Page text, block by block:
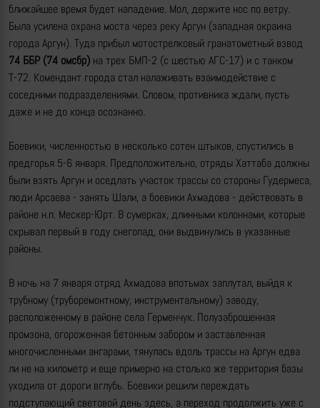
ближайшее время будет нападение. Мол, держите нос по ветру.
Была усилена охрана моста через реку Аргун (западная окраина
города Аргун). Туда прибыл мотострелковый гранатометный взвод
74 ББР (74 омсбр) на трех БМП-2 (с шестью АГС-17) и с танком
Т-72. Комендант города стал налаживать взаимодействие с
соседними подразделениями. Словом, противника ждали, пусть
даже и не до конца осознанно.
Боевики, численностью в несколько сотен штыков, спустились в
предгорья 5-6 января. Предположительно, отряды Хаттаба должны
были взять Аргун и оседлать участок трассы со стороны Гудермеса,
люди Арсаева - занять Шали, а боевики Ахмадова - действовать в
районе н.п. Мескер-Юрт. В сумерках, длинными колоннами, которые
скрывал первый в году снегопад, они выдвинулись в указанные
районы.
В ночь на 7 января отряд Ахмадова впотьмах заплутал, выйдя к
трубному (труборемонтному, инструментальному) заводу,
расположенному в районе села Герменчук. Полузаброшенная
промзона, огороженная бетонным забором и заставленная
многочисленными ангарами, тянулась вдоль трассы на Аргун едва
ли не на километр и еще примерно на столько же территория базы
уходила от дороги вглубь. Боевики решили переждать
подступающий световой день здесь, а переход продолжить уже с